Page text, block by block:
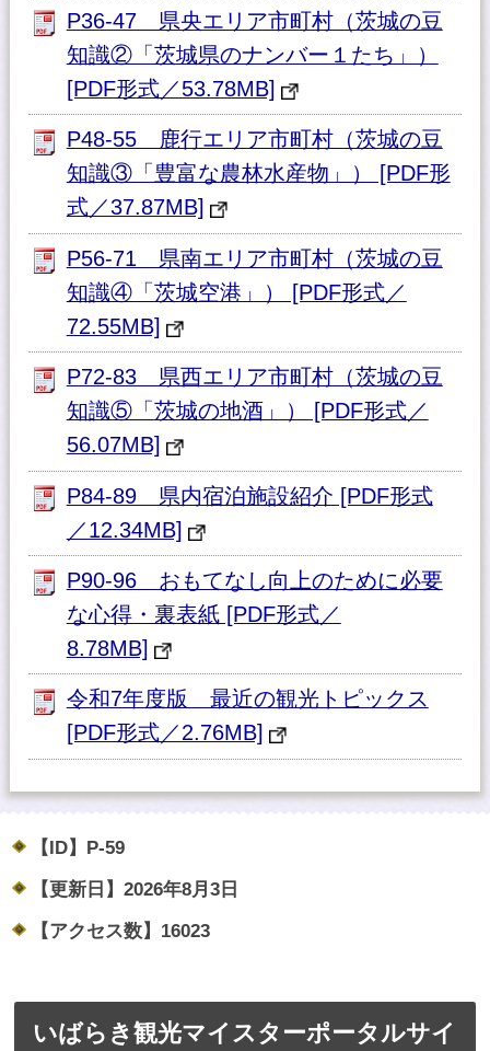
P36-47 県央エリア市町村（茨城の豆
知識②「茨城県のナンバー１たち」）
[PDF形式／53.78MB]
P48-55 鹿行エリア市町村（茨城の豆
知識③「豊富な農林水産物」） [PDF形
式／37.87MB]
P56-71 県南エリア市町村（茨城の豆
知識④「茨城空港」） [PDF形式／
72.55MB]
P72-83 県西エリア市町村（茨城の豆
知識⑤「茨城の地酒」） [PDF形式／
56.07MB]
P84-89 県内宿泊施設紹介 [PDF形式
／12.34MB]
P90-96 おもてなし向上のために必要
な心得・裏表紙 [PDF形式／
8.78MB]
令和7年度版 最近の観光トピックス
[PDF形式／2.76MB]
【ID】 P-59
【更新日】 2026年8月3日
【アクセス数】 16023
いばらき観光マイスターポータルサイ